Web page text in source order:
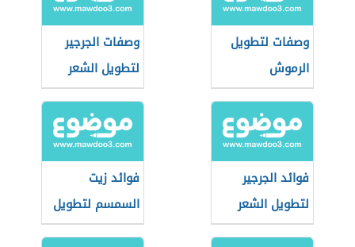
وصفات لتطويل
الرموش
وصفات الجرجير
لتطويل الشعر
فوائد الجرجير
لتطويل الشعر
فوائد زيت
السمسم لتطويل
الشعر